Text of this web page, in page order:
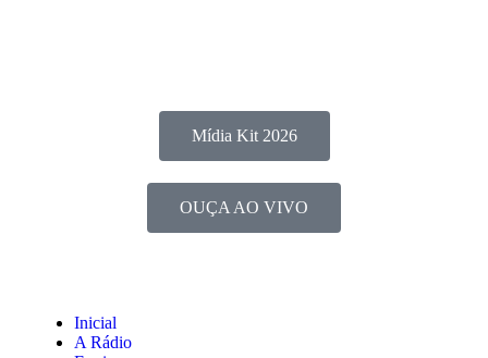
Mídia Kit 2026
OUÇA AO VIVO
Inicial
A Rádio